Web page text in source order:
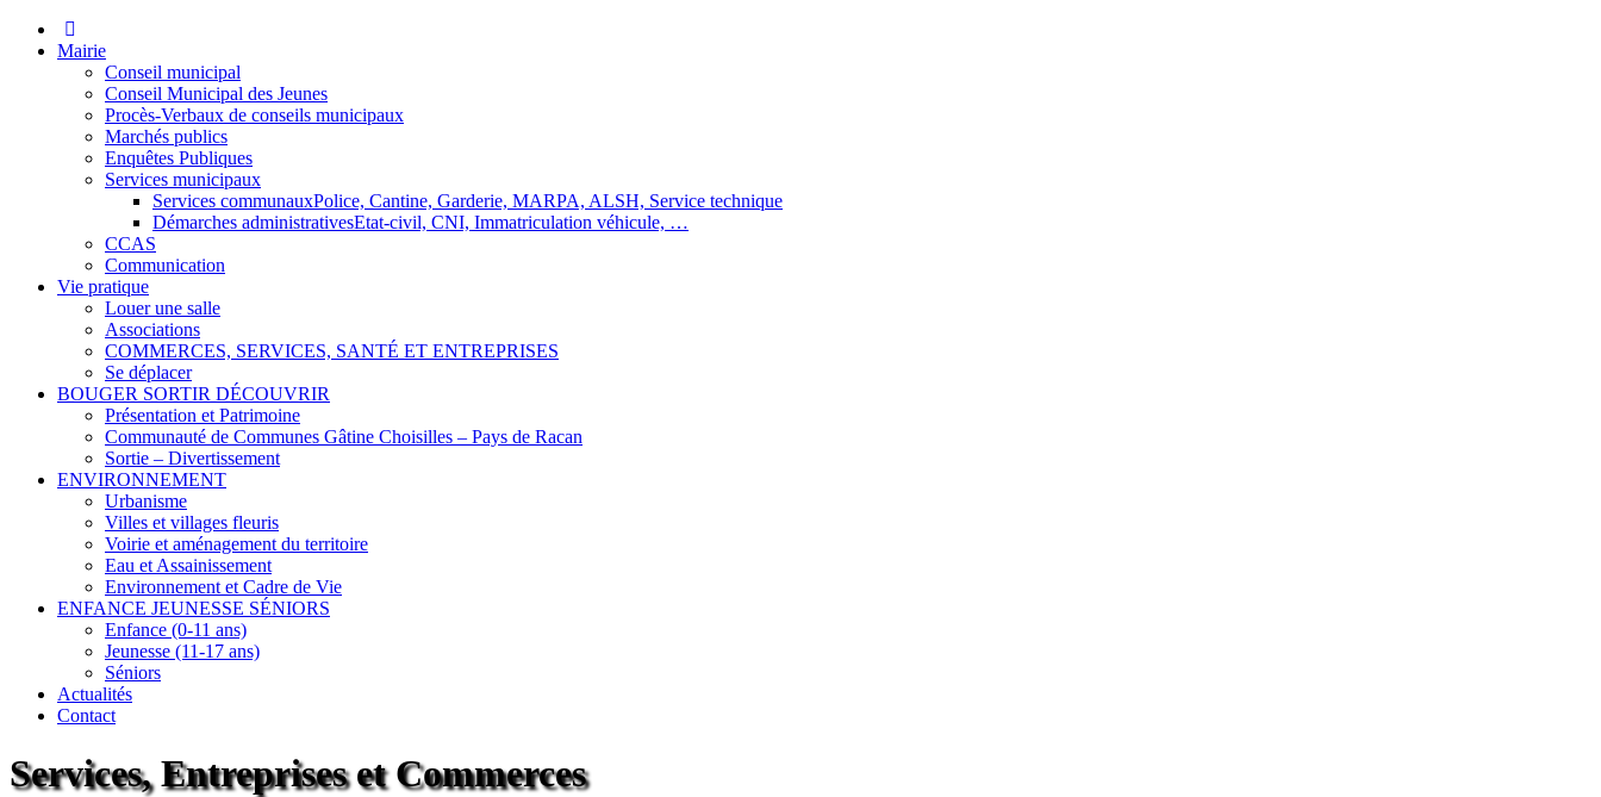
Mairie
Conseil municipal
Conseil Municipal des Jeunes
Procès-Verbaux de conseils municipaux
Marchés publics
Enquêtes Publiques
Services municipaux
Services communauxPolice, Cantine, Garderie, MARPA, ALSH, Service technique
Démarches administrativesEtat-civil, CNI, Immatriculation véhicule, …
CCAS
Communication
Vie pratique
Louer une salle
Associations
COMMERCES, SERVICES, SANTÉ ET ENTREPRISES
Se déplacer
BOUGER SORTIR DÉCOUVRIR
Présentation et Patrimoine
Communauté de Communes Gâtine Choisilles – Pays de Racan
Sortie – Divertissement
ENVIRONNEMENT
Urbanisme
Villes et villages fleuris
Voirie et aménagement du territoire
Eau et Assainissement
Environnement et Cadre de Vie
ENFANCE JEUNESSE SÉNIORS
Enfance (0-11 ans)
Jeunesse (11-17 ans)
Séniors
Actualités
Contact
Services, Entreprises et Commerces